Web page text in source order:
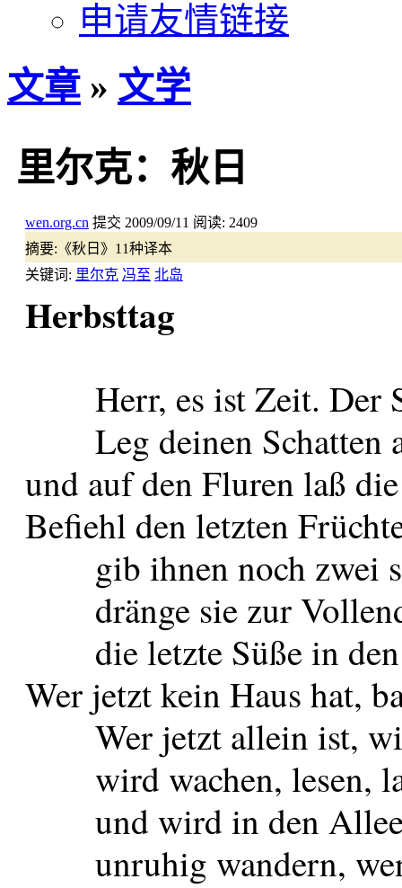
申请友情链接
文章 » 文学
里尔克：秋日
wen.org.cn 提交 2009/09/11 阅读: 2409
摘要: 《秋日》11种译本
关键词: 里尔克 冯至 北岛
Herbsttag
Herr, es ist Zeit. Der
Leg deinen Schatten
und auf den Fluren laß
Befiehl den letzten
gib ihnen noch zwei
dränge sie zur
die letzte Süße in
Wer jetzt kein Haus hat,
Wer jetzt allein ist,
wird wachen, lesen,
und wird in den
unruhig wandern,